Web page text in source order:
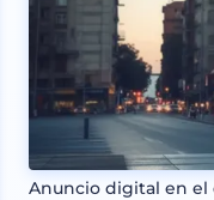
Anuncio digital en el